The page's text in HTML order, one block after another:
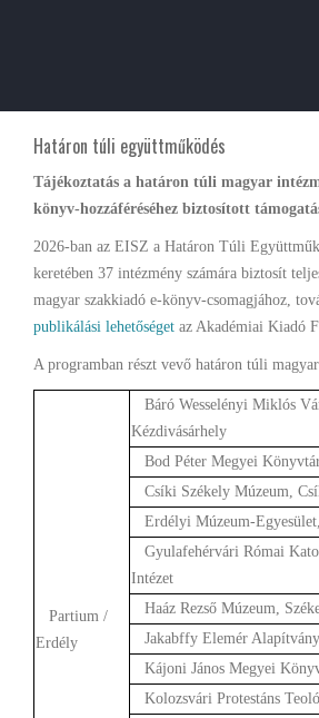
Határon túli együttműködés
Tájékoztatás a határon túli magyar
könyv-hozzáféréséhez biztosított
2026-ban az EISZ a Határon Túli
keretében 37 intézmény számára biztosít
magyar szakkiadó e-könyv-csomagjához,
publikálási lehetőséget az Akadémiai Kiadó
A programban részt vevő határon túli
Partium /
Erdély
Báró Wesselényi Miklós
Kézdivásárhely
Bod Péter Megyei
Csíki Székely Múzeum,
Erdélyi Múzeum-
Gyulafehérvári Római
Intézet
Haáz Rezső Múzeum,
Jakabffy Elemér
Kájoni János Megyei
Kolozsvári Protestáns